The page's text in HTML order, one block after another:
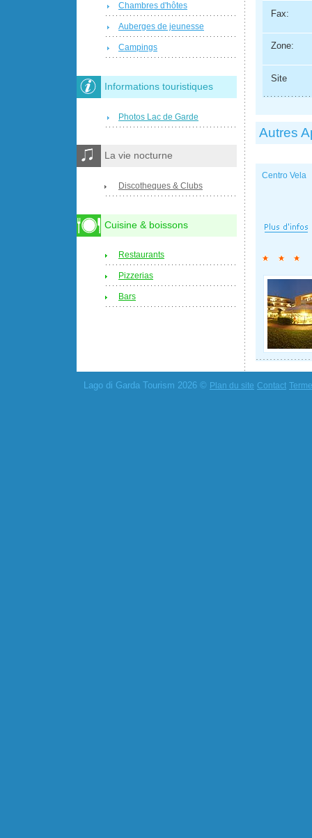
Fax:
Zone:
Site
Autres
Centro Vela
Chambres d'hôtes
Auberges de jeunesse
Campings
Informations touristiques
Photos Lac de Garde
La vie nocturne
Discotheques & Clubs
Cuisine & boissons
Restaurants
Pizzerias
Bars
Lago di Garda Tourism 2026 © Plan du site Contact